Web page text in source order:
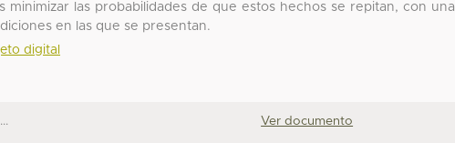
minimizar las probabilidades de que estos hechos se repitan, con una
en las que se presentan.
digital
Ver documento